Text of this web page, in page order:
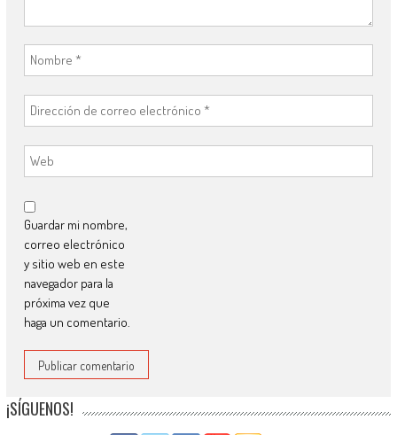
Guardar mi nombre,
correo electrónico
y sitio web en este
navegador para la
próxima vez que
haga un comentario.
¡SÍGUENOS!